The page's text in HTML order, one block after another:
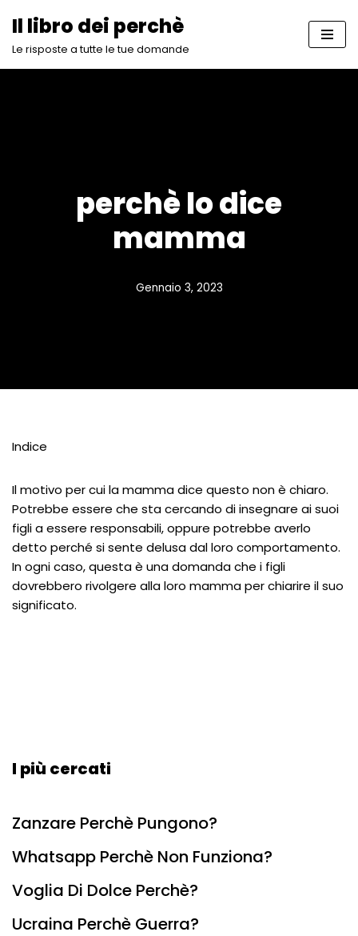
Vai
Il libro dei perchè
Le risposte a tutte le tue domande
perchè lo dice
mamma
Gennaio 3, 2023
Indice
Il motivo per cui la mamma dice questo non è chiaro.
Potrebbe essere che sta cercando di insegnare ai suoi
figli a essere responsabili, oppure potrebbe averlo
detto perché si sente delusa dal loro comportamento.
In ogni caso, questa è una domanda che i figli
dovrebbero rivolgere alla loro mamma per chiarire il suo
significato.
I più cercati
Zanzare Perchè Pungono?
Whatsapp Perchè Non Funziona?
Voglia Di Dolce Perchè?
Ucraina Perchè Guerra?